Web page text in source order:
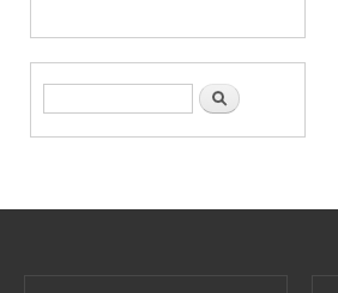
Form di ricerca Cerca